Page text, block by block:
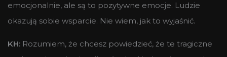
emocjonalnie, ale są to pozytywne emocje. Ludzie
okazują sobie wsparcie. Nie wiem, jak to wyjaśnić.
KH: Rozumiem, że chcesz powiedzieć, że te tragiczne